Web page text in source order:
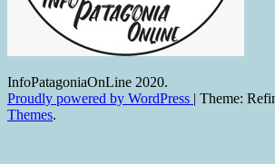
InfoPatagoniaOnLine 2020.
Proudly powered by WordPress | Theme:
Themes.